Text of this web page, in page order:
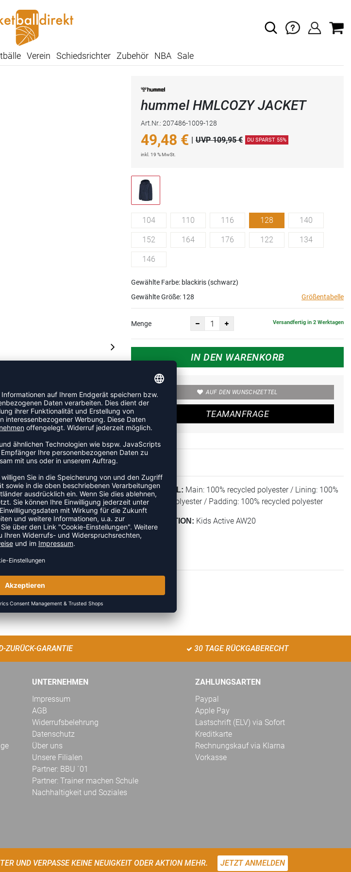
Verein Schiedsrichter Zubehör NBA Sale
hummel HMLCOZY JACKET
Art.Nr.: 207486-1009-128
49,48 € | UVP 109,95 € DU SPARST 55%
inkl. 19 % MwSt.
104 110 116 128 140
152 164 176 122 134
146
Gewählte Farbe: blackiris (schwarz)
Gewählte Größe: 128 Größentabelle
Menge Versandfertig in 2 Werktagen
IN DEN WARENKORB
AUF DEN WUNSCHZETTEL
TEAMANFRAGE
wasserdichten Beschichtung
5000 mvp bietet. Für ein
ein weiches Fleecefutter und
Atmungsaktivität sowie einer
MATERIAL: Main: 100% recycled polyester / Lining: 100%
recycled polyester / Padding: 100% recycled polyester
KOLLEKTION: Kids Active AW20
ANGESEHEN
ZURÜCK-GARANTIE 30 TAGE RÜCKGABERECHT
UNTERNEHMEN
Impressum
AGB
Widerrufsbelehrung
Datenschutz
Über uns
Unsere Filialen
Partner: BBU ´01
Partner: Trainer machen Schule
Nachhaltigkeit und Soziales
ZAHLUNGSARTEN
Paypal
Apple Pay
Lastschrift (ELV) via Sofort
Kreditkarte
Rechnungskauf via Klarna
Vorkasse
UND VERPASSE KEINE NEUIGKEIT ODER AKTION MEHR. JETZT ANMELDEN